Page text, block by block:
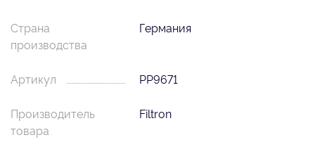
Страна
производства
Германия
Артикул PP9671
Производитель
товара
Filtron